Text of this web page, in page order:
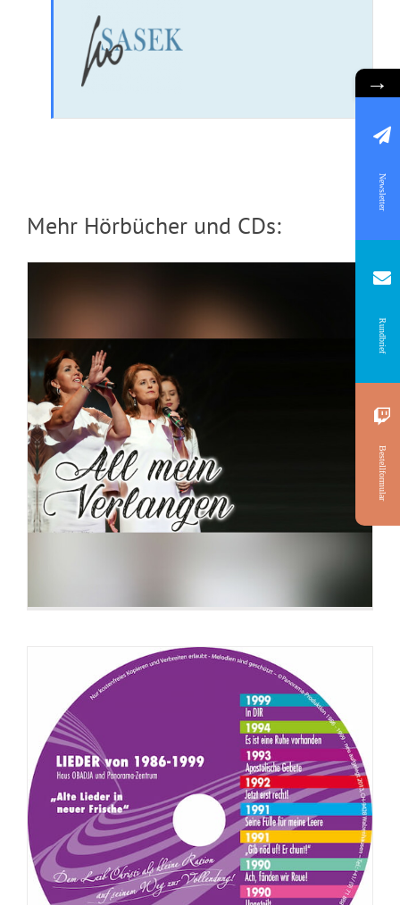
Mehr Hörbücher und CDs:
CD: Alte Lieder in neuer Frische (Lieder
von 1986-1999)
CD: Apostolisch Beten (Botschafts-
Version)
→
Newsletter
Rundbrief
Bestellformular